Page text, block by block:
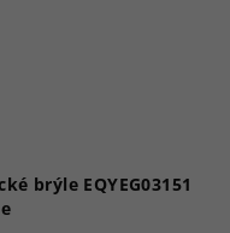
brýle EQYEG03151